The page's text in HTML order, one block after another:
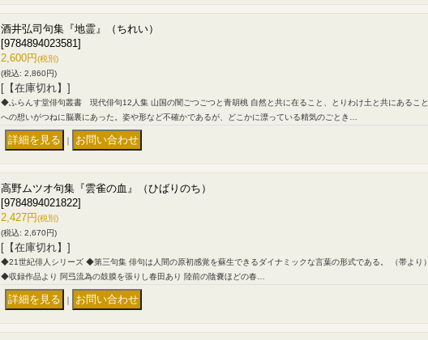
酒井弘司句集『地霊』（ちれい）
[9784894023581]
2,600円(税別)
(税込: 2,860円)
[【在庫切れ】]
◆ふらんす堂俳句叢書 現代俳句12人集 山国の闇ごつごつと青胡桃 自然と共に在ること、とりわけ土と共にあること
への想いがつねに脳裏にあった。姿や形など不確かであるが、どこかに漂っている精気のごとき…
｜
高野ムツオ句集『雲雀の血』（ひばりのち）
[9784894021822]
2,427円(税別)
(税込: 2,670円)
[【在庫切れ】]
◆21世紀俳人シリーズ ◆第三句集 俳句は人間の原初感覚を蘇生できるダイナミックな言葉の形式である。 （帯より）
◆収録作品より 阿弖流為の鼓膜を張りし春田あり 陸前の陰嚢ほどの春…
｜